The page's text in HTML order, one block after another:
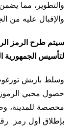
والإقبال عليه من
سيتم طرح الرمز
لتأسيس الجمهورية
وسلط باريش
حصول محبي
مخصصة للمدينة،
بإطلاق أول رمز